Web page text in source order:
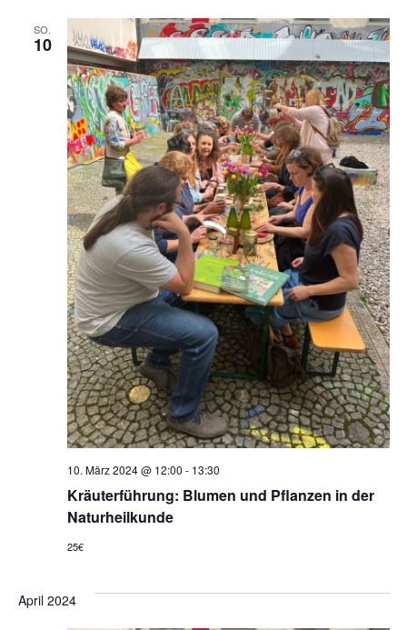
SO.
10
Kräuterführung: Blumen und Pflanzen in der
Naturheilkunde
10. März 2024 @ 12:00 - 13:30
25€
April 2024